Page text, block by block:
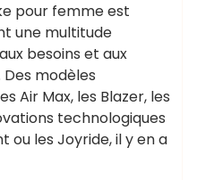
pour femme est
une multitude
besoins et aux
modèles
Air Max, les Blazer, les
technologiques
ou les Joyride, il y en a